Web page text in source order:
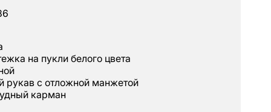
на пукли белого цвета
рукав с отложной манжетой
карман